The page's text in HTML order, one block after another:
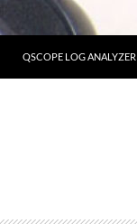
QSCOPE LOG ANALYZER